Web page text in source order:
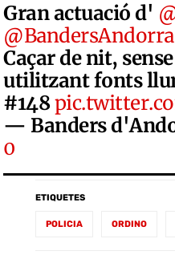
Gran actuació d'
@BandersAndorra
Caçar de nit,
utilitzant fonts
#148
— Banders
0
ETIQUETES
POLICIA ORDINO